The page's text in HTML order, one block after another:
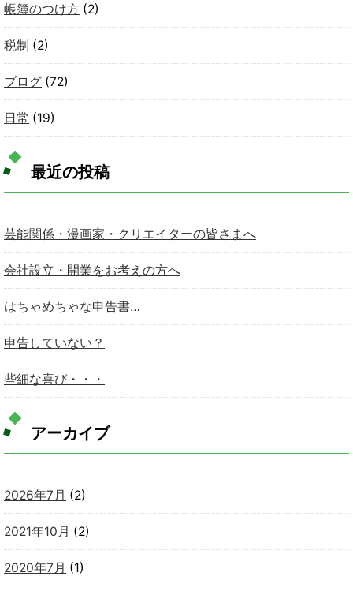
帳簿のつけ方 (2)
税制 (2)
ブログ (72)
日常 (19)
最近の投稿
芸能関係・漫画家・クリエイターの皆さまへ
会社設立・開業をお考えの方へ
はちゃめちゃな申告書…
申告していない？
些細な喜び・・・
アーカイブ
2026年7月 (2)
2021年10月 (2)
2020年7月 (1)